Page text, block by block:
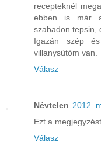
recepteknél
ebben is már
szabadon tepsin,
Igazán szép
villanysütőm van.
Válasz
Névtelen 2012.
Ezt a
Válasz